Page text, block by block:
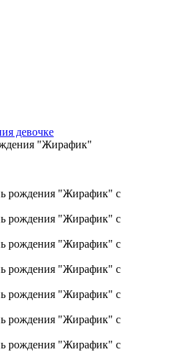
девочке
"Жирафик"